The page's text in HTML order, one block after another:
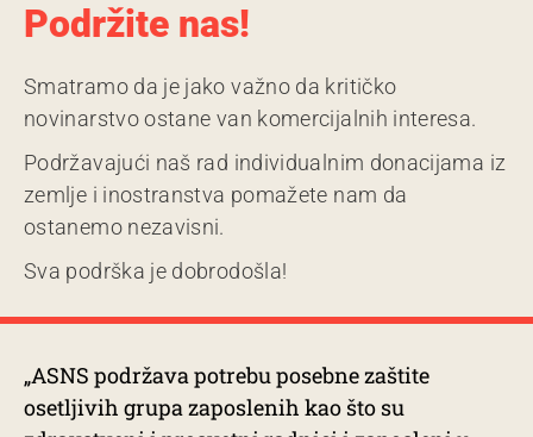
Podržite nas!
Smatramo da je jako važno da kritičko
novinarstvo ostane van komercijalnih interesa.
Podržavajući naš rad individualnim donacijama iz
zemlje i inostranstva pomažete nam da
ostanemo nezavisni.
Sva podrška je dobrodošla!
„ASNS podržava potrebu posebne zaštite
osetljivih grupa zaposlenih kao što su